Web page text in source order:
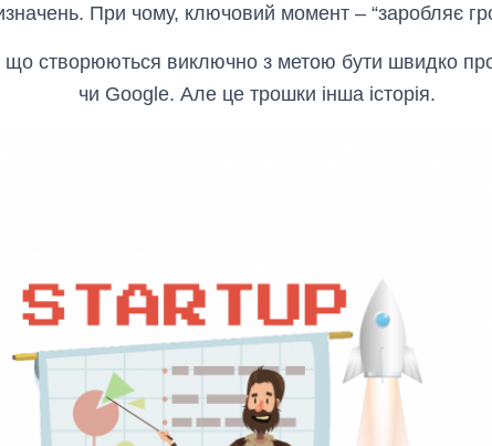
При чому, ключовий момент – “заробляє
що створюються виключно з метою бути швидко
чи Google. Але це трошки інша історія.